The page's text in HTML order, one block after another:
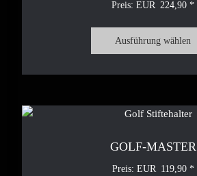
224,90
Ausführung wählen
GOLF-MASTER
119,90